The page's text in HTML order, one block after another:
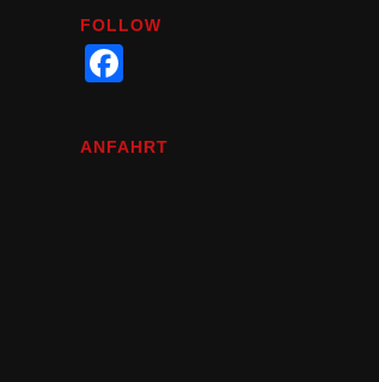
FOLLOW
ANFAHRT